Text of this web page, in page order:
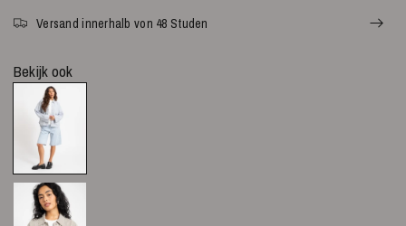
Versand innerhalb von 48 Studen
Bekijk ook